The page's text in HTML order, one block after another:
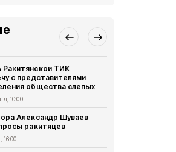
Ракитянской ТИК
с представителями
общества слепых
10:00
Александр Шуваев
ракитяцев
16:00